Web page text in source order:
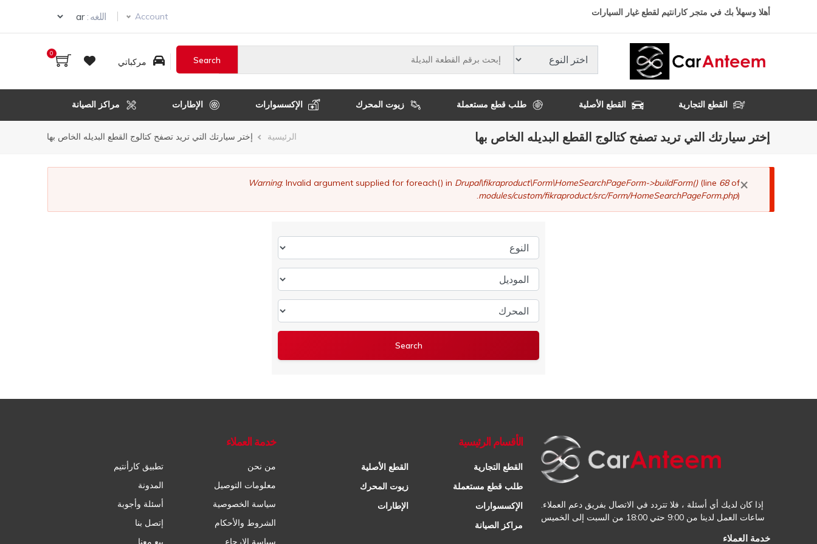
المحتوى
أهلا وسهلأ بك في متجر كارانتيم لقطع غيار السيارات Account اللغه :
مركباتي
0
القطع التجارية القطع الأصلية طلب قطع مستعملة زيوت المحرك الإكسسوارات الإطارات مراكز الصيانة
إختر سيارتك التي تريد تصفح كتالوج القطع البديله الخاص بها
مسار
التنقل
الرئيسية إختر سيارتك التي تريد تصفح كتالوج القطع البديله الخاص بها
×
رسالة
الخطأ
Warning: Invalid argument supplied for foreach() in Drupal\fikraproduct\Form\HomeSearchPageForm->buildForm()(line 68of
modules/custom/fikraproduct/src/Form/HomeSearchPageForm.php).
النوع
الموديل
المحرك
إذا كان لديك أي أسئلة ، فلا تتردد في الاتصال بفريق دعم العملاء.
ساعات العمل لدينا من 9:00 حتي 18:00 من السبت إلى الخميس
خدمة العملاء
الأقسام الرئيسية
القطع التجارية
القطع الأصلية
طلب قطع مستعملة
زيوت المحرك
الإكسسوارات
الإطارات
مراكز الصيانة
خدمة العملاء
من نحن
تطبيق كارأنتيم
معلومات التوصيل
المدونة
سياسة الخصوصية
أسئلة وأجوبة
الشروط والأحكام
إتصل بنا
سياسة الإرجاع
بيع معنا